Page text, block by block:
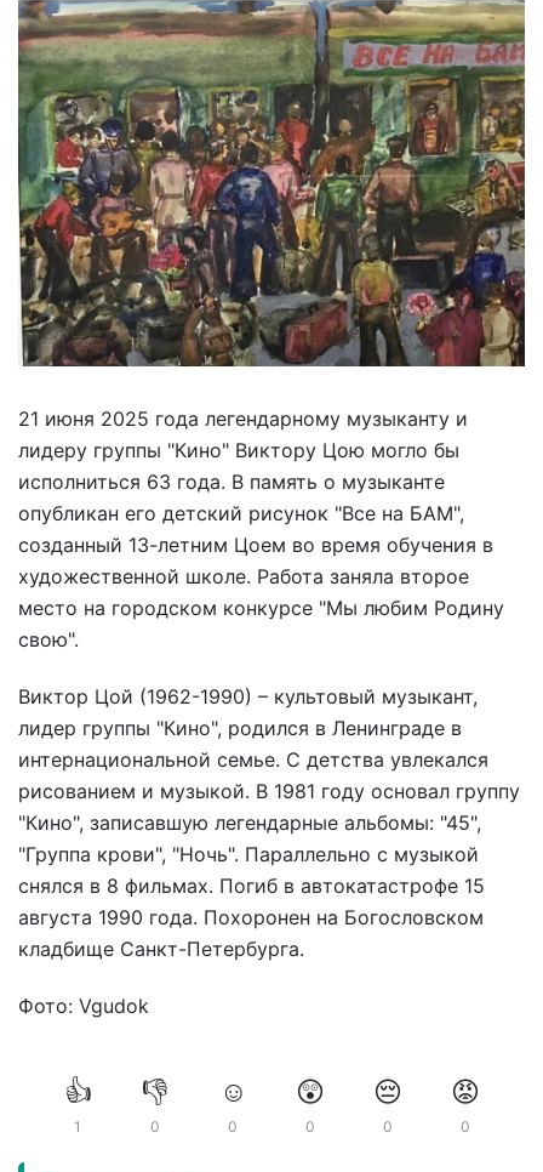
21 июня 2025 года легендарному музыканту и
лидеру группы "Кино" Виктору Цою могло бы
исполниться 63 года. В память о музыканте
опубликан его детский рисунок "Все на БАМ",
созданный 13-летним Цоем во время обучения в
художественной школе. Работа заняла второе
место на городском конкурсе "Мы любим Родину
свою".
Виктор Цой (1962-1990) – культовый музыкант,
лидер группы "Кино", родился в Ленинграде в
интернациональной семье. С детства увлекался
рисованием и музыкой. В 1981 году основал группу
"Кино", записавшую легендарные альбомы: "45",
"Группа крови", "Ночь". Параллельно с музыкой
снялся в 8 фильмах. Погиб в автокатастрофе 15
августа 1990 года. Похоронен на Богословском
кладбище Санкт-Петербурга.
Фото: Vgudok
👍
1
👎
0
☺️
0
😲
0
😔
0
😡
0